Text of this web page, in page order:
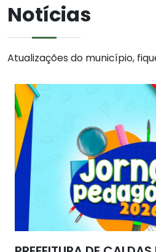
Notícias
Atualizações do município,